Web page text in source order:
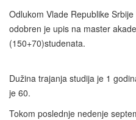
Odlukom Vlade Republike
odobren je upis na master
(150+70)studenata.
Dužina trajanja studija je 1
je 60.
Tokom poslednje nedenje